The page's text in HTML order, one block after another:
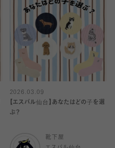
2026.03.09
【エスパル仙台】あなたはどの子を選
ぶ？
靴下屋